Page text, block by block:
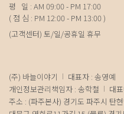
평 일 : AM 09:00 - PM 17:00
( 점 심 : PM 12:00 - PM 13:00 )
(고객센터) 토/일/공휴일 휴무
(주) 바늘이야기
대표자 : 송영예
개인정보관리책임자 : 송학철
대
주소 : (파주본사) 경기도 파주시 탄